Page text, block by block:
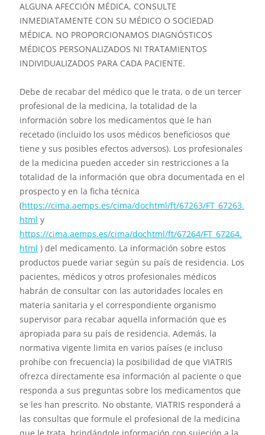
ALGUNA AFECCIÓN MÉDICA, CONSULTE
INMEDIATAMENTE CON SU MÉDICO O SOCIEDAD
MÉDICA. NO PROPORCIONAMOS DIAGNÓSTICOS
MÉDICOS PERSONALIZADOS NI TRATAMIENTOS
INDIVIDUALIZADOS PARA CADA PACIENTE.
Debe de recabar del médico que le trata, o de un tercer
profesional de la medicina, la totalidad de la
información sobre los medicamentos que le han
recetado (incluido los usos médicos beneficiosos que
tiene y sus posibles efectos adversos). Los profesionales
de la medicina pueden acceder sin restricciones a la
totalidad de la información que obra documentada en el
prospecto y en la ficha técnica
(https://cima.aemps.es/cima/dochtml/ft/67263/FT_67263.
html y
https://cima.aemps.es/cima/dochtml/ft/67264/FT_67264.
html ) del medicamento. La información sobre estos
productos puede variar según su país de residencia. Los
pacientes, médicos y otros profesionales médicos
habrán de consultar con las autoridades locales en
materia sanitaria y el correspondiente organismo
supervisor para recabar aquella información que es
apropiada para su país de residencia. Además, la
normativa vigente limita en varios países (e incluso
prohíbe con frecuencia) la posibilidad de que VIATRIS
ofrezca directamente esa información al paciente o que
responda a sus preguntas sobre los medicamentos que
se les han prescrito. No obstante, VIATRIS responderá a
las consultas que formule el profesional de la medicina